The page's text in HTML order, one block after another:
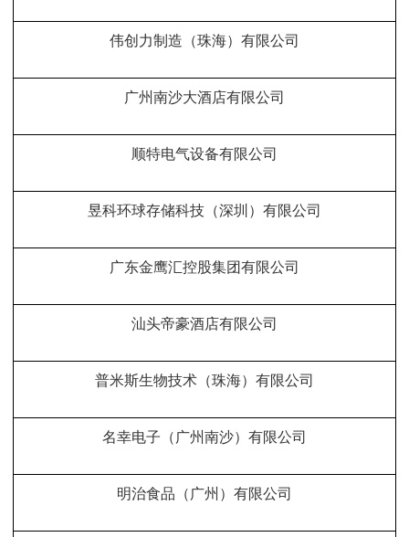
伟创力制造（珠海）有限公司
广州南沙大酒店有限公司
顺特电气设备有限公司
昱科环球存储科技（深圳）有限公司
广东金鹰汇控股集团有限公司
汕头帝豪酒店有限公司
普米斯生物技术（珠海）有限公司
名幸电子（广州南沙）有限公司
明治食品（广州）有限公司